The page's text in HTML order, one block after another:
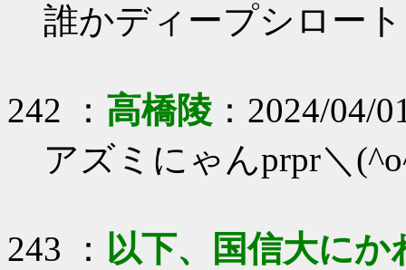
誰かディープシロー
242 ： 高橋陵 ：2024/04/
アズミにゃんprpr＼
243 ： 以下、国信大に